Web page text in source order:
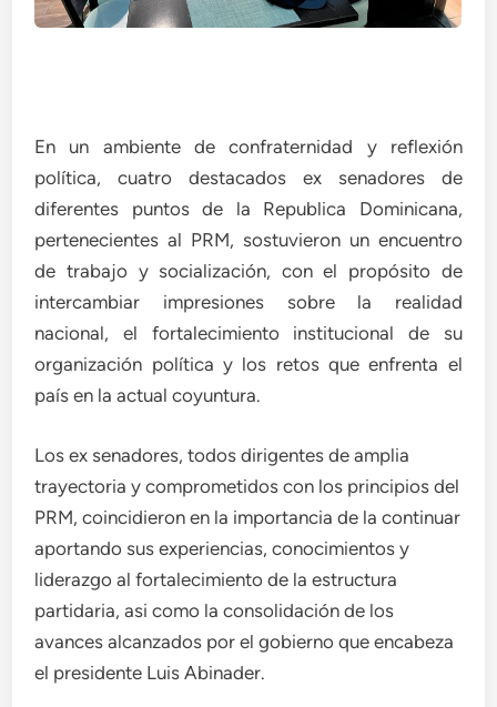
En un ambiente de confraternidad y reflexión
política, cuatro destacados ex senadores de
diferentes puntos de la Republica Dominicana,
pertenecientes al PRM, sostuvieron un encuentro
de trabajo y socialización, con el propósito de
intercambiar impresiones sobre la realidad
nacional, el fortalecimiento institucional de su
organización política y los retos que enfrenta el
país en la actual coyuntura.
Los ex senadores, todos dirigentes de amplia
trayectoria y comprometidos con los principios del
PRM, coincidieron en la importancia de la continuar
aportando sus experiencias, conocimientos y
liderazgo al fortalecimiento de la estructura
partidaria, asi como la consolidación de los
avances alcanzados por el gobierno que encabeza
el presidente Luis Abinader.